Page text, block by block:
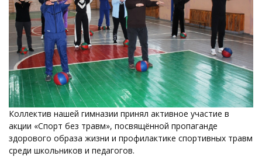
Коллектив нашей гимназии принял активное участие в
акции «Спорт без травм», посвящённой пропаганде
здорового образа жизни и профилактике спортивных травм
среди школьников и педагогов.